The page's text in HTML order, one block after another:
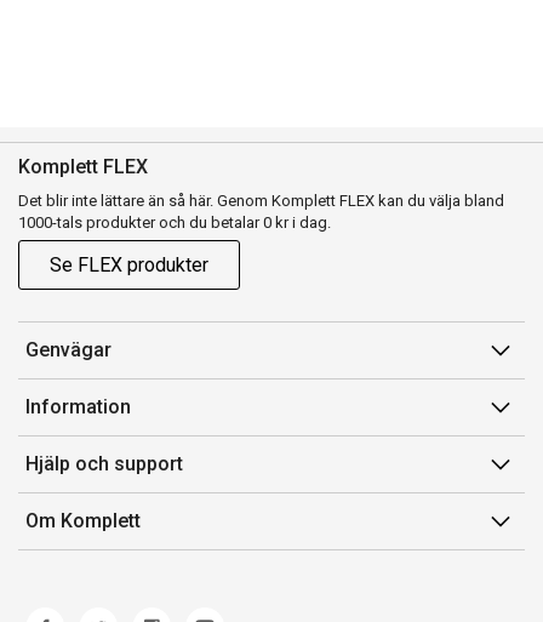
Komplett FLEX
Det blir inte lättare än så här. Genom Komplett FLEX kan du välja bland
1000-tals produkter och du betalar 0 kr i dag.
Se FLEX produkter
Genvägar
Konto
Orderhistorik
Presentkort
Komplett Club
Information
Försäljningsvillkor
Medlemsvillkor for Komplett Club
Lediga tjänster
Hjälp och support
Kontakta oss
Kundservice
Om Komplett